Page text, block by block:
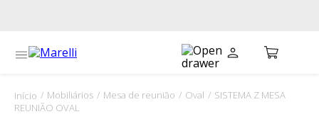
Mobiliários Mesa de reunião Oval
SISTEMA Z MESA
REUNIÃO OVAL